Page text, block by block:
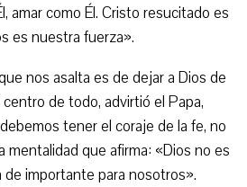
amar como Él. Cristo resucitado es
es nuestra fuerza».
nos asalta es de dejar a Dios de
de todo, advirtió el Papa,
tener el coraje de la fe, no
mentalidad que afirma: «Dios no es
importante para nosotros».